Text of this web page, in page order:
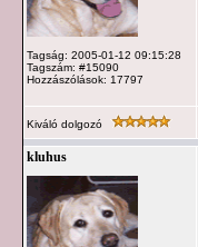
Tagság: 2005-01-12 09:15:28
Tagszám: #15090
Hozzászólások: 17797
Kiváló dolgozó
kluhus